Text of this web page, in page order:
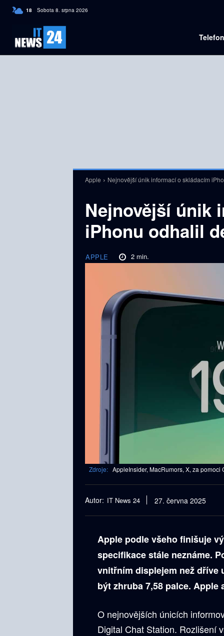
18 C Czech
Sobota 8. srpna 2026
Apple Nejnovější únik informací o skládacím
Nejnovější únik
iPhonu odhalil
APPLE 2min.
Zdroje: AppleInsider, MacRumors, X, za pomoci
Autor: IT News 24 27. června 2025
Apple podle všeho finišuje
specifikace stále neznáme.
vnitřním displejem než dříve
být zhruba 7,58 palce. Apple
O nejnovějších únicích
Digital Chat Station. Rozlišení